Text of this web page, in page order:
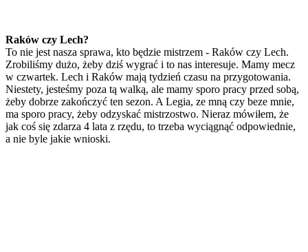
Raków czy Lech?
To nie jest nasza sprawa, kto będzie mistrzem - Raków czy Lech.
Zrobiliśmy dużo, żeby dziś wygrać i to nas interesuje. Mamy mecz
w czwartek. Lech i Raków mają tydzień czasu na przygotowania.
Niestety, jesteśmy poza tą walką, ale mamy sporo pracy przed sobą,
żeby dobrze zakończyć ten sezon. A Legia, ze mną czy beze mnie,
ma sporo pracy, żeby odzyskać mistrzostwo. Nieraz mówiłem, że
jak coś się zdarza 4 lata z rzędu, to trzeba wyciągnąć odpowiednie,
a nie byle jakie wnioski.